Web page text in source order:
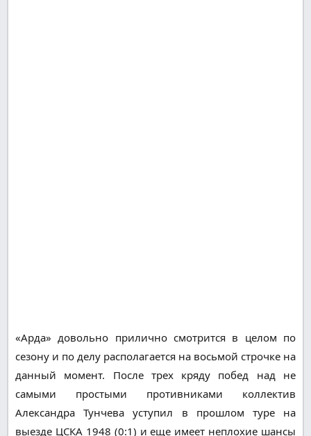
«Арда» довольно прилично смотрится в целом по
сезону и по делу располагается на восьмой строчке на
данный момент. После трех кряду побед над не
самыми простыми противниками коллектив
Александра Тунчева уступил в прошлом туре на
выезде ЦСКА 1948 (0:1) и еще имеет неплохие шансы